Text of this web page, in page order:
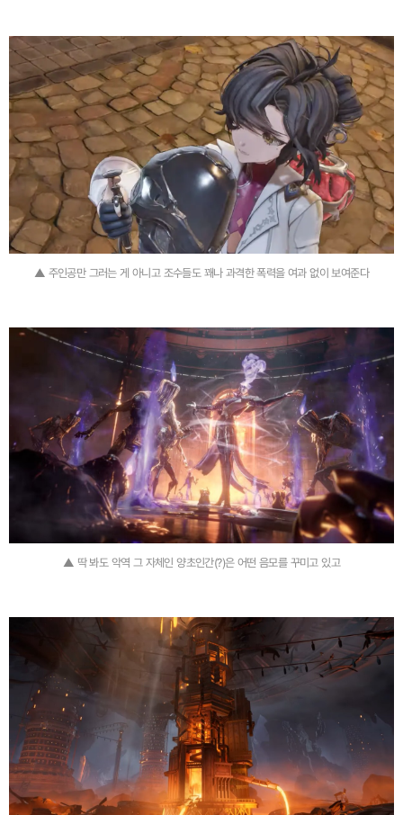
▲ 주인공만 그러는 게 아니고 조수들도 꽤나 과격한 폭력을 여과 없이 보여준다
▲ 딱 봐도 악역 그 자체인 양초인간(?)은 어떤 음모를 꾸미고 있고